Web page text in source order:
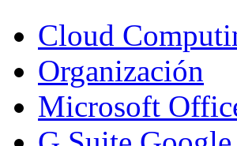
Cloud
Organización
Microsoft